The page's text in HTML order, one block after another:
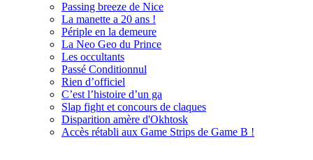
Passing breeze de Nice
La manette a 20 ans !
Périple en la demeure
La Neo Geo du Prince
Les occultants
Passé Conditionnul
Rien d’officiel
C’est l’histoire d’un ga
Slap fight et concours de claques
Disparition amère d'Okhtosk
Accès rétabli aux Game Strips de Game B !